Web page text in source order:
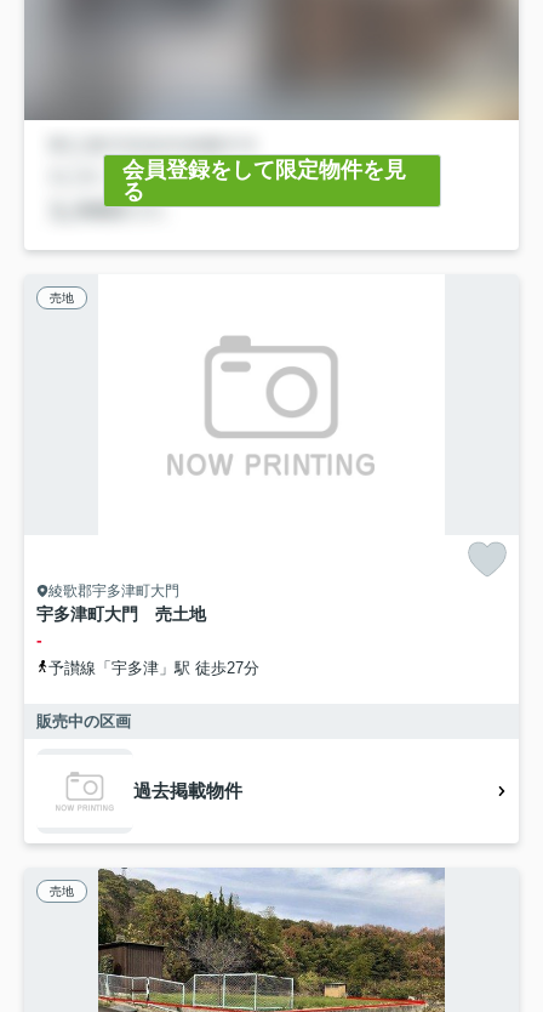
会員登録をして限定物件を見
る
売地
綾歌郡宇多津町大門
宇多津町大門 売土地
-
予讃線「宇多津」駅 徒歩27分
販売中の区画
過去掲載物件
売地